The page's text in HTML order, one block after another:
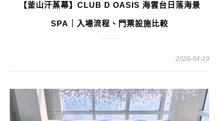
【釜山汗蒸幕】CLUB D OASIS 海雲台日落海景
SPA｜入場流程、門票設施比較
2026-04-19